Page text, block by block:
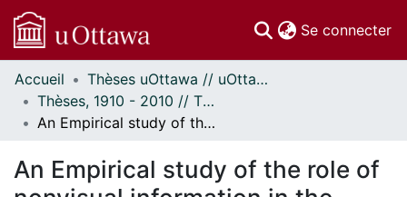
Se connecter
Communautés
et collections
Parcourir
À propos
Accueil
Thèses uOttawa // uOttawa Theses
Thèses, 1910 - 2010 // Theses, 1910 - 2010
An Empirical study of the role of nonvisual information in the reading process
An Empirical study of the role of